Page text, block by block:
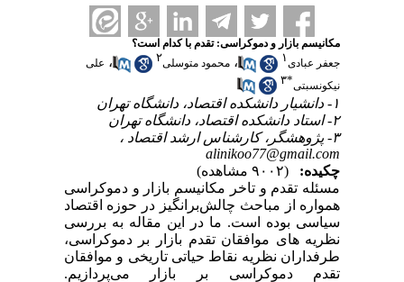
مکانیسم بازار و دموکراسی: تقدم با کدام است؟
جعفر عبادی۱ ، محمود متوسلی۲ ، علی
نیکونسبتی*۳
۱- دانشیار دانشکده اقتصاد، دانشگاه تهران
۲- استاد دانشکده اقتصاد، دانشگاه تهران
۳- پژوهشگر، کارشناس ارشد اقتصاد ،
alinikoo77@gmail.com
چکیده:
(۹۰۰۲ مشاهده)
مسئله‌ تقدم و تاخر مکانیسم بازار و دموکراسی
همواره از مباحث چالش‌برانگیز در حوزه اقتصاد
سیاسی بوده است. ما در این مقاله به بررسی
نظریه های موافقان تقدم بازار بر دموکراسی،
طرفداران نظریه نقاط حیاتی تاریخی و موافقان
تقدم دموکراسی بر بازار می‌پردازیم.